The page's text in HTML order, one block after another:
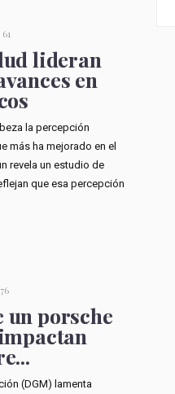
lideran
en
la percepción
más ha mejorado en el
revela un estudio de
que esa percepción
un porsche
(DGM) lamenta